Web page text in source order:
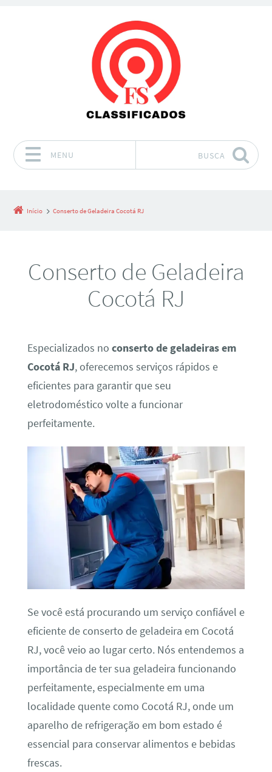
MENU BUSCA
Início Conserto de Geladeira Cocotá RJ
Conserto de Geladeira
Cocotá RJ
Especializados no conserto de geladeiras em
Cocotá RJ, oferecemos serviços rápidos e
eficientes para garantir que seu
eletrodoméstico volte a funcionar
perfeitamente.
Se você está procurando um serviço confiável e
eficiente de conserto de geladeira em Cocotá
RJ, você veio ao lugar certo. Nós entendemos a
importância de ter sua geladeira funcionando
perfeitamente, especialmente em uma
localidade quente como Cocotá RJ, onde um
aparelho de refrigeração em bom estado é
essencial para conservar alimentos e bebidas
frescas.